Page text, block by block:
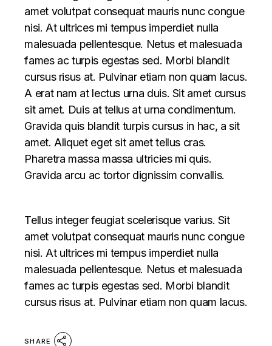
amet volutpat consequat mauris nunc congue
nisi. At ultrices mi tempus imperdiet nulla
malesuada pellentesque. Netus et malesuada
fames ac turpis egestas sed. Morbi blandit
cursus risus at. Pulvinar etiam non quam lacus.
A erat nam at lectus urna duis. Sit amet cursus
sit amet. Duis at tellus at urna condimentum.
Gravida quis blandit turpis cursus in hac, a sit
amet. Aliquet eget sit amet tellus cras.
Pharetra massa massa ultricies mi quis.
Gravida arcu ac tortor dignissim convallis.
Tellus integer feugiat scelerisque varius. Sit
amet volutpat consequat mauris nunc congue
nisi. At ultrices mi tempus imperdiet nulla
malesuada pellentesque. Netus et malesuada
fames ac turpis egestas sed. Morbi blandit
cursus risus at. Pulvinar etiam non quam lacus.
SHARE